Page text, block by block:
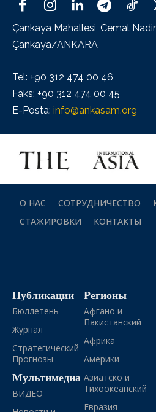
Çankaya Mahallesi, Cemal
Çankaya/ANKARA
Tel: +90 312 474 00 46
Faks: +90 312 474 00 45
E-Posta: info@ankasam.org
О НАС СОТРУДНИЧЕСТВО
СТАЖИРОВКИ
КОНТАКТЫ
Публикации
Бюллетень
Журнал
Стратегический
Прогнозы
Мультимедиа
ВИДЕО
Регионы
Афгано и
Пакистанский
Африка
Америки
Азиатско и
Тихоокеанский
Евразия